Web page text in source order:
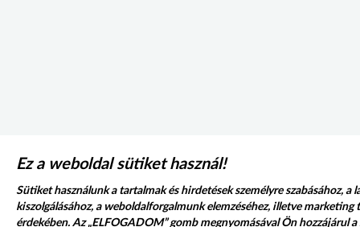
Ez a weboldal sütiket használ!
Sütiket használunk a tartalmak és hirdetések személyre szabásához, a
kiszolgálásához, a weboldalforgalmunk elemzéséhez, illetve marketing
érdekében. Az „ELFOGADOM” gomb megnyomásával Ön hozzájárul